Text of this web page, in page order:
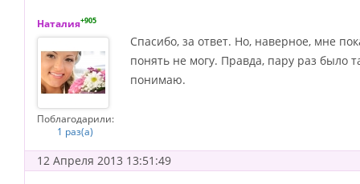
Наталия+905
Поблагодарили:
1 раз(а)
Спасибо, за ответ. Но, наверное, мне
понять не могу. Правда, пару раз было
понимаю.
12 Апреля 2013 13:51:49